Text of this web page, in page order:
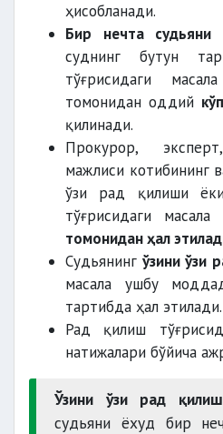
ҳисобланади.
Бир нечта судьяни
суднинг бутун
тўғрисидаги
томонидан оддий
қилинади.
Прокурор,
мажлиси котибининг
ўзи рад қилиши
тўғрисидаги
томонидан ҳал
Судьянингўзини ўзи
масала ушбу
тартибда ҳал этилади.
Рад қилиш
натижалари бўйича
Ўзини ўзи рад қилиш
судьяни ёхуд бир